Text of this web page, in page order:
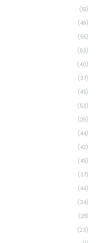
(51)
(49)
(55)
(53)
(40)
(37)
(45)
(53)
(29)
(44)
(42)
(45)
(37)
(44)
(34)
(28)
(23)